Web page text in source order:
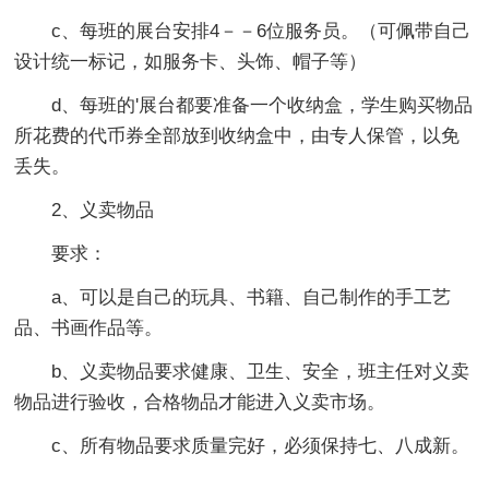
c、每班的展台安排4－－6位服务员。（可佩带自己
设计统一标记，如服务卡、头饰、帽子等）
d、每班的'展台都要准备一个收纳盒，学生购买物品
所花费的代币券全部放到收纳盒中，由专人保管，以免
丢失。
2、义卖物品
要求：
a、可以是自己的玩具、书籍、自己制作的手工艺
品、书画作品等。
b、义卖物品要求健康、卫生、安全，班主任对义卖
物品进行验收，合格物品才能进入义卖市场。
c、所有物品要求质量完好，必须保持七、八成新。